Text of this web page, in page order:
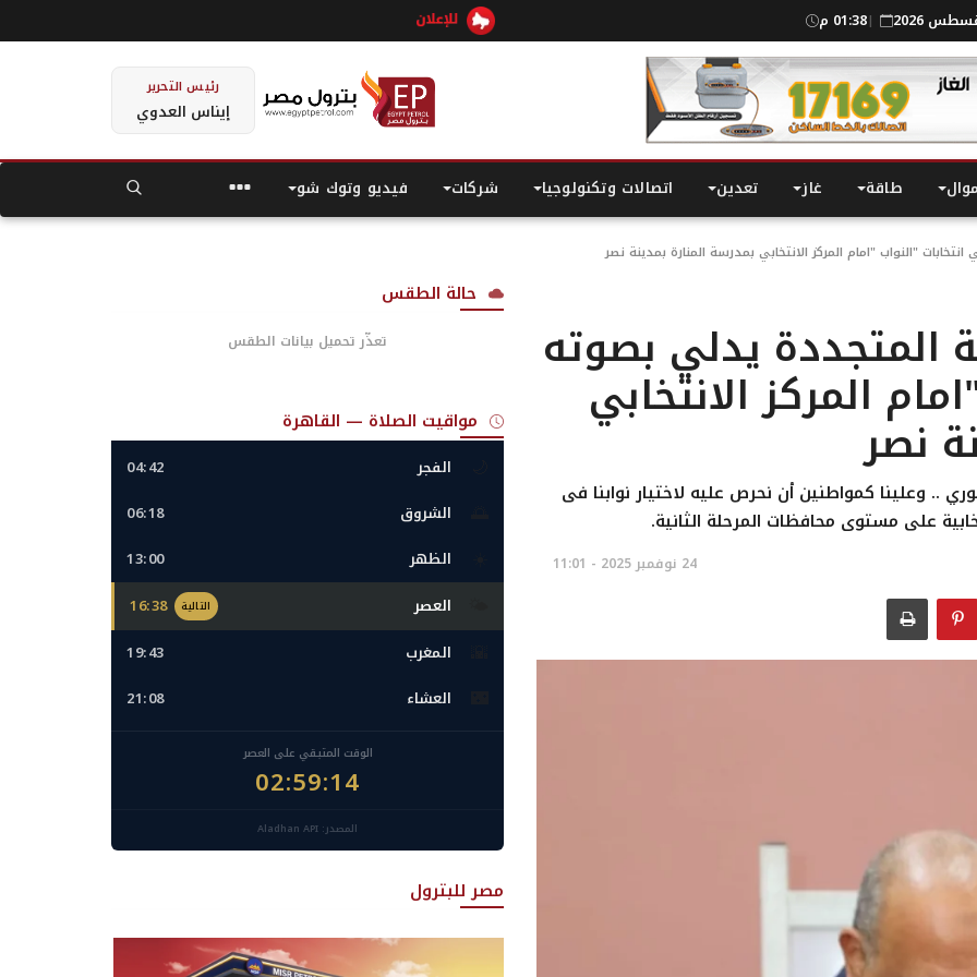
|01:38 م
رئيس التحرير
إيناس العدوي
طاقة غاز تعدين اتصالات وتكنولوجيا شركات فيديو وتوك شو
"النواب "امام المركز الانتخابي بمدرسة المنارة بمدينة نصر
المتجددة يدلي بصوته
المركز الانتخابي
نصر
وعلينا كمواطنين أن نحرص عليه لاختيار نوابنا فى
على مستوى محافظات المرحلة الثانية.
24 نوفمبر 2025 - 11:01
حالة الطقس
تعذّر تحميل بيانات الطقس
مواقيت الصلاة — القاهرة
الفجر 04:42
الشروق 06:18
الظهر 13:00
العصر التالية 16:38
المغرب 19:43
العشاء 21:08
الوقت المتبقي على العصر
02:59:12
المصدر: Aladhan API
مصر للبترول